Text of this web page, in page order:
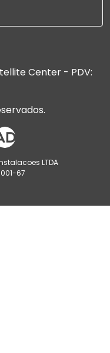
Center - PDV:
LTDA
67